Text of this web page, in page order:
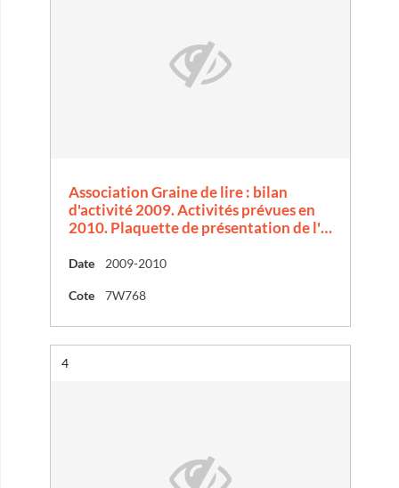
Association Graine de lire : bilan
d'activité 2009. Activités prévues en
2010. Plaquette de présentation de l'…
Date 2009-2010
Cote 7W768
Résultat n°
4